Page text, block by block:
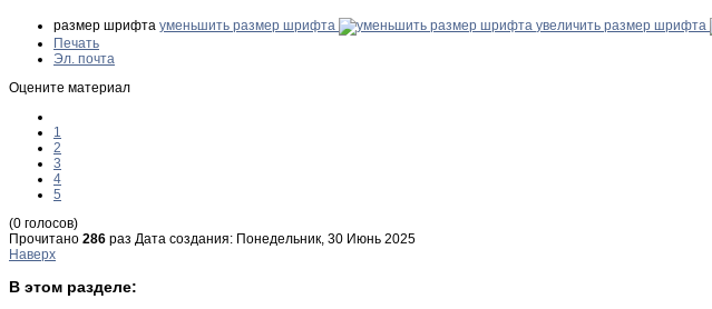
размер шрифта уменьшить размер шрифта
увеличить размер шрифта
Печать
Эл. почта
Оцените материал
1
2
3
4
5
(0 голосов)
Прочитано 286 раз Дата создания: Понедельник, 30 Июнь 2025
Наверх
В этом разделе: